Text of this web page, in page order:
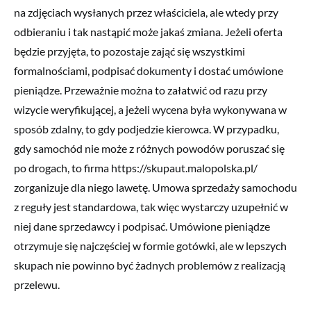
na zdjęciach wysłanych przez właściciela, ale wtedy przy
odbieraniu i tak nastąpić może jakaś zmiana. Jeżeli oferta
będzie przyjęta, to pozostaje zająć się wszystkimi
formalnościami, podpisać dokumenty i dostać umówione
pieniądze. Przeważnie można to załatwić od razu przy
wizycie weryfikującej, a jeżeli wycena była wykonywana w
sposób zdalny, to gdy podjedzie kierowca. W przypadku,
gdy samochód nie może z różnych powodów poruszać się
po drogach, to firma https://skupaut.malopolska.pl/
zorganizuje dla niego lawetę. Umowa sprzedaży samochodu
z reguły jest standardowa, tak więc wystarczy uzupełnić w
niej dane sprzedawcy i podpisać. Umówione pieniądze
otrzymuje się najczęściej w formie gotówki, ale w lepszych
skupach nie powinno być żadnych problemów z realizacją
przelewu.